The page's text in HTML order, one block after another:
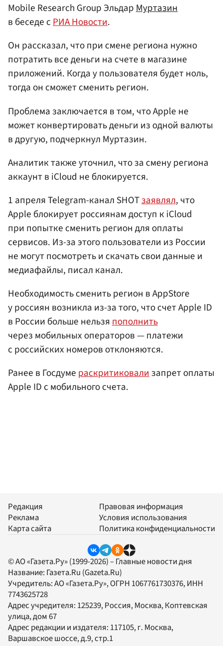
Mobile Research Group ЭльдарМуртазин
в беседе сРИА Новости.
Он рассказал, что при смене региона нужно
потратить все деньги на счете в магазине
приложений. Когда у пользователя будет ноль,
тогда он сможет сменить регион.
Проблема заключается в том, что Apple не
может конвертировать деньги из одной валюты
в другую, подчеркнул Муртазин.
Аналитик также уточнил, что за смену региона
аккаунт в iCloud не блокируется.
1 апреля Telegram-канал SHOTзаявлял, что
Apple блокирует россиянам доступ к iCloud
при попытке сменить регион для оплаты
сервисов. Из-за этого пользователи из России
не могут посмотреть и скачать свои данные и
медиафайлы, писал канал.
Необходимость сменить регион в AppStore
у россиян возникла из-за того, что счет Apple ID
в России больше нельзяпополнить
через мобильных операторов — платежи
с российских номеров отклоняются.
Ранее в Госдуме раскритиковализапрет оплаты
Apple ID с мобильного счета.
Редакция
Реклама
Карта сайта
Правовая информация
Условия использования
Политика конфиденциальности
© АО «Газета.Ру» (1999-2026) – Главные новости дня
Название: Газета.Ru (Gazeta.Ru)
Учредитель:АО «Газета.Ру», ОГРН 1067761730376, ИНН
7743625728
Адрес учредителя: 125239, Россия, Москва, Коптевская
улица, дом 67
Адрес редакции и издателя: 117105, г. Москва,
Варшавское шоссе, д.9, стр.1